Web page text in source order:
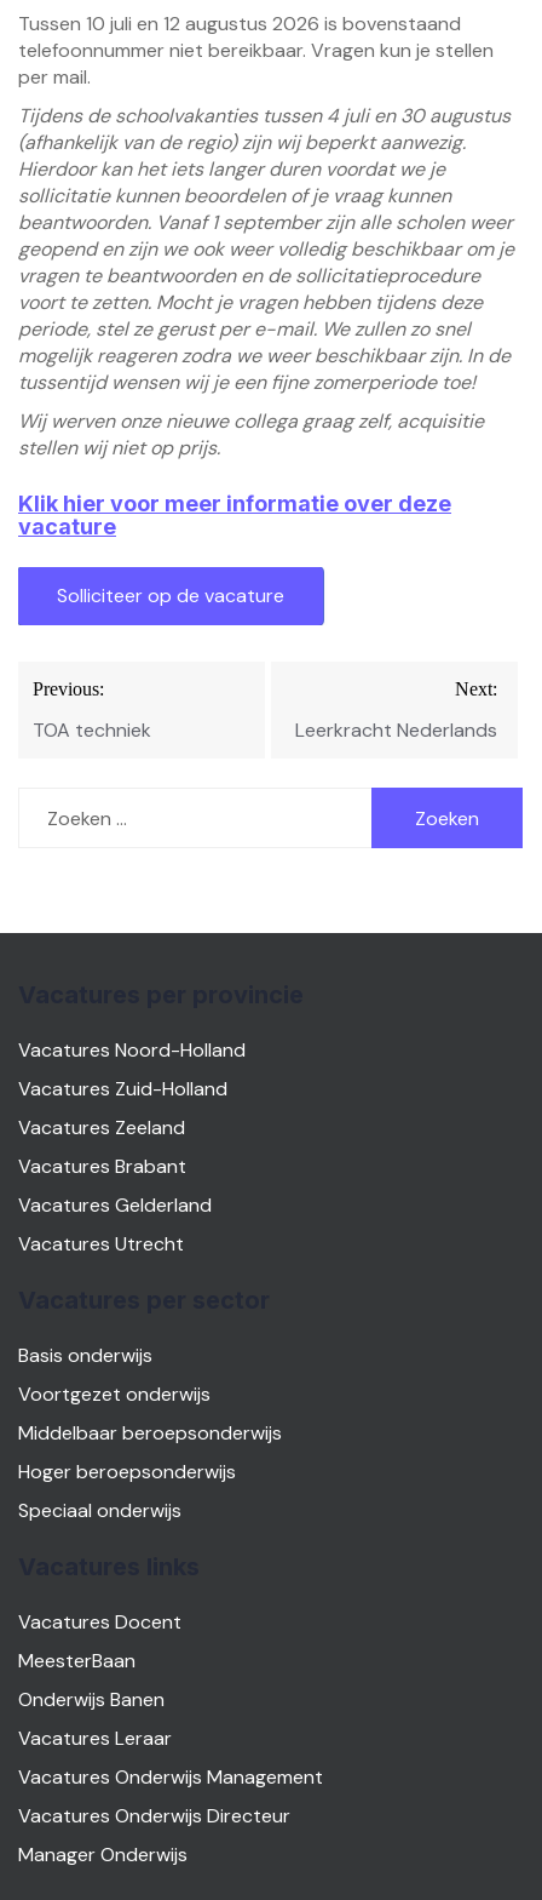
Tussen 10 juli en 12 augustus 2026 is bovenstaand
telefoonnummer niet bereikbaar. Vragen kun je stellen
per mail.
Tijdens de schoolvakanties tussen 4 juli en 30 augustus
(afhankelijk van de regio) zijn wij beperkt aanwezig.
Hierdoor kan het iets langer duren voordat we je
sollicitatie kunnen beoordelen of je vraag kunnen
beantwoorden. Vanaf 1 september zijn alle scholen weer
geopend en zijn we ook weer volledig beschikbaar om je
vragen te beantwoorden en de sollicitatieprocedure
voort te zetten. Mocht je vragen hebben tijdens deze
periode, stel ze gerust per e-mail. We zullen zo snel
mogelijk reageren zodra we weer beschikbaar zijn. In de
tussentijd wensen wij je een fijne zomerperiode toe!
Wij werven onze nieuwe collega graag zelf, acquisitie
stellen wij niet op prijs.
Klik hier voor meer informatie over deze
vacature
Bericht
navigatie
Previous:
TOA techniek
Next:
Leerkracht Nederlands
naar:
Vacatures Noord-Holland
Vacatures Zuid-Holland
Vacatures Zeeland
Vacatures Brabant
Vacatures Gelderland
Vacatures Utrecht
Basis onderwijs
Voortgezet onderwijs
Middelbaar beroepsonderwijs
Hoger beroepsonderwijs
Speciaal onderwijs
Vacatures Docent
MeesterBaan
Onderwijs Banen
Vacatures Leraar
Vacatures Onderwijs Management
Vacatures Onderwijs Directeur
Manager Onderwijs